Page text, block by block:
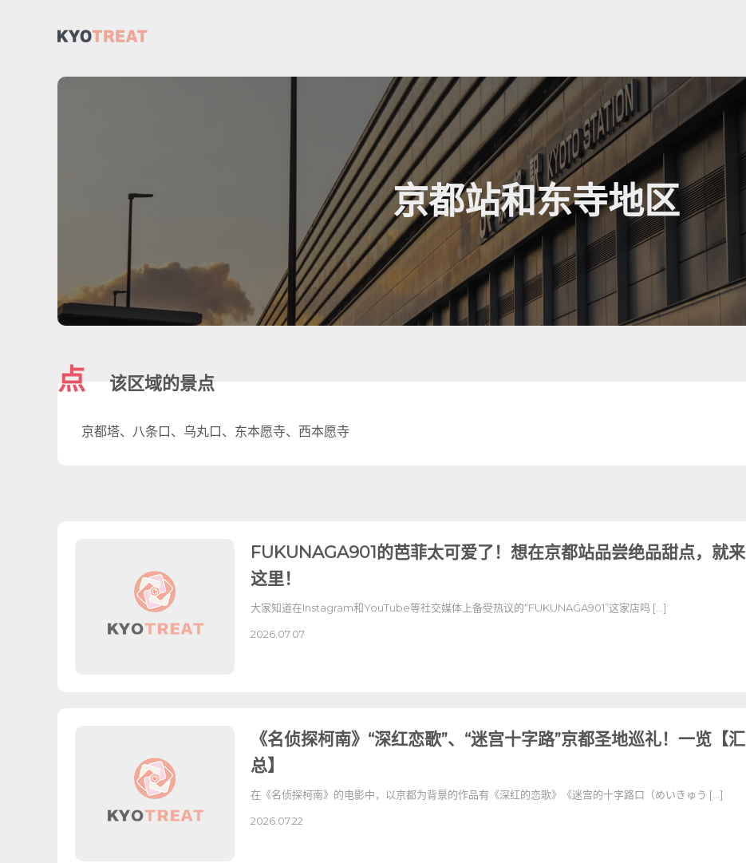
京都站和东寺地区
点 该区域的景点
京都塔、八条口、乌丸口、东本愿寺、西本愿寺
FUKUNAGA901的芭菲太可爱了！想在京都站品尝绝品甜点，就来
这里！
大家知道在Instagram和YouTube等社交媒体上备受热议的“FUKUNAGA901”这家店吗 […]
2026.07.07
《名侦探柯南》“深红恋歌”、“迷宫十字路”京都圣地巡礼！一览【汇
总】
在《名侦探柯南》的电影中，以京都为背景的作品有《深红的恋歌》《迷宫的十字路口（めいきゅう […]
2026.07.22